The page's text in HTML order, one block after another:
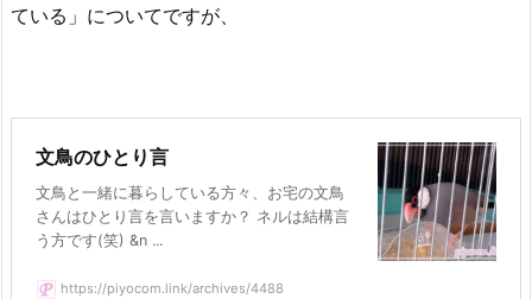
ている」についてですが、
文鳥のひとり言
文鳥と一緒に暮らしている方々、お宅の文鳥
さんはひとり言を言いますか？ ネルは結構言
う方です(笑) &n ...
https://piyocom.link/archives/4488